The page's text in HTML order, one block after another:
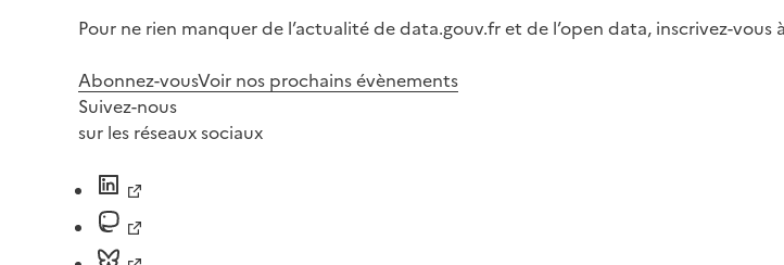
Pour ne rien manquer de l’actualité de data.gouv.fr et de l’open data, inscrivez-
Abonnez-vousVoir nos prochains évènements
Suivez-nous
sur les réseaux sociaux